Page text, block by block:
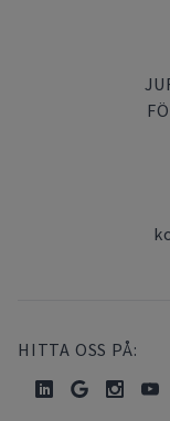
HITTA OSS PÅ: